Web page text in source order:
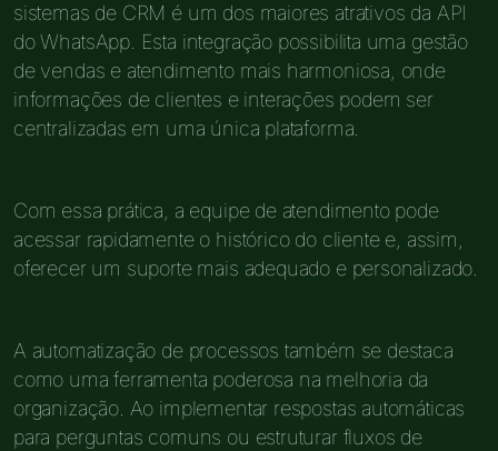
sistemas de CRM é um dos maiores atrativos da API
do WhatsApp. Esta integração possibilita uma gestão
de vendas e atendimento mais harmoniosa, onde
informações de clientes e interações podem ser
centralizadas em uma única plataforma.
Com essa prática, a equipe de atendimento pode
acessar rapidamente o histórico do cliente e, assim,
oferecer um suporte mais adequado e personalizado.
A automatização de processos também se destaca
como uma ferramenta poderosa na melhoria da
organização. Ao implementar respostas automáticas
para perguntas comuns ou estruturar fluxos de